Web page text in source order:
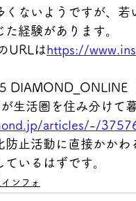
くないようですが、
た経験があります。
URLはhttps://
生活圏を住み分けて
articles/-/
防止活動に直接かか
いるはずです。
ンフォ